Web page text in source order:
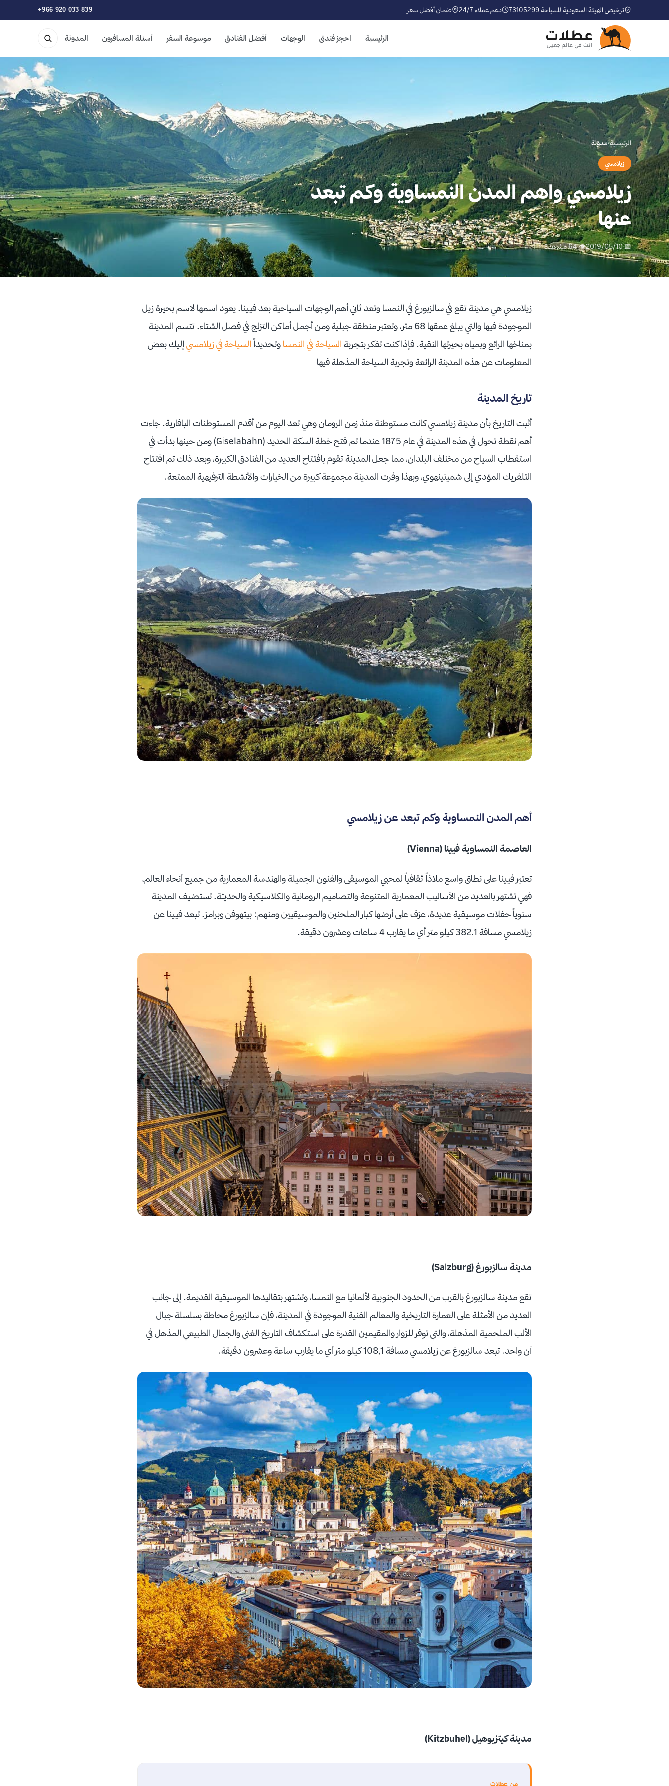
ترخيص الهيئة السعودية للسياحة 73105299 دعم عملاء 24/7 ضمان أفضل سعر +966 920 033 839
الرئيسية احجز فندق الوجهات أفضل الفنادق موسوعة السفر أسئلة المسافرون المدونة
الرئيسية›مدوّنة
زيلامسي
زيلامسي واهم المدن النمساوية وكم تبعد
عنها
📅 2019/05/10 👁 64 مشاهدة
زيلامسي هي مدينة تقع في سالزبورغ في النمسا وتعد ثاني أهم الوجهات السياحية بعد فيينا. يعود اسمها لاسم بحيرة زيل
الموجودة فيها والتي يبلغ عمقها 68 متر، وتعتبر منطقة جبلية ومن أجمل أماكن التزلج في فصل الشتاء. تتسم المدينة
بمناخها الرائع وبمياه بحيرتها النقية. فإذا كنت تفكر بتجربة السياحة في النمسا وتحديداً السياحة في زيلامسي إليك بعض
المعلومات عن هذه المدينة الرائعة وتجربة السياحة المذهلة فيها
تاريخ المدينة
أثبت التاريخ بأن مدينة زيلامسي كانت مستوطنة منذ زمن الرومان وهي تعد اليوم من أقدم المستوطنات البافارية. جاءت
أهم نقطة تحول في هذه المدينة في عام 1875 عندما تم فتح خطة السكة الحديد (Giselabahn) ومن حينها بدأت في
استقطاب السياح من مختلف البلدان، مما جعل المدينة تقوم بافتتاح العديد من الفنادق الكبيرة، وبعد ذلك تم افتتاح
التلفريك المؤدي إلى شميتينهوي، وبهذا وفرت المدينة مجموعة كبيرة من الخيارات والأنشطة الترفيهية الممتعة.
أهم المدن النمساوية وكم تبعد عن زيلامسي
العاصمة النمساوية فيينا (Vienna)
تعتبر فيينا على نطاق واسع ملاذاً ثقافياً لمحبي الموسيقى والفنون الجميلة والهندسة المعمارية من جميع أنحاء العالم،
فهي تشتهر بالعديد من الأساليب المعمارية المتنوعة والتصاميم الرومانية والكلاسيكية والحديثة. تستضيف المدينة
سنوياً حفلات موسيقية عديدة، عزف على أرضها كبار الملحنين والموسيقيين ومنهم: بيتهوفن وبرامز. تبعد فيينا عن
زيلامسي مسافة 382,1 كيلو متر أي ما يقارب 4 ساعات وعشرون دقيقة.
مدينة سالزبورغ (Salzburg)
تقع مدينة سالزبورغ بالقرب من الحدود الجنوبية لألمانيا مع النمسا، وتشتهر بتقاليدها الموسيقية القديمة. إلى جانب
العديد من الأمثلة على العمارة التاريخية والمعالم الفنية الموجودة في المدينة، فإن سالزبورغ محاطة بسلسلة جبال
الألب الملحمية المذهلة، والتي توفر للزوار والمقيمين القدرة على استكشاف التاريخ الغني والجمال الطبيعي المذهل في
آن واحد. تبعد سالزبورغ عن زيلامسي مسافة 108,1 كيلو متر أي ما يقارب ساعة وعشرون دقيقة.
مدينة كيتزبوهيل (Kitzbuhel)
من عطلات